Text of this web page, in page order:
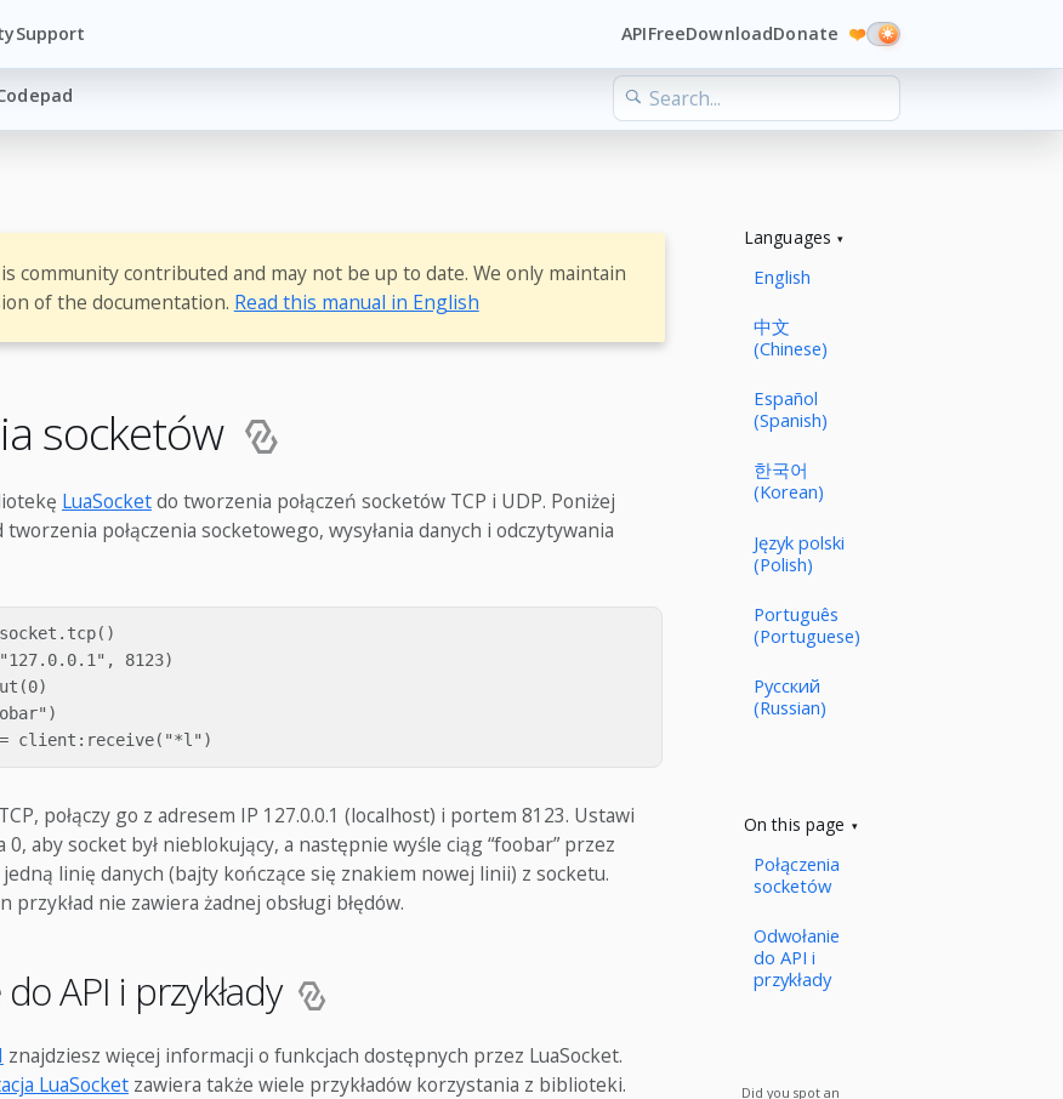
Support APIFreeDownloadDonate ❤️
community contributed and may not be up to date. We only maintain
of the documentation. Read this manual in English
socketów
LuaSocketdo tworzenia połączeń socketów TCP i UDP. Poniżej
tworzenia połączenia socketowego, wysyłania danych i odczytywania
8123)
połączy go z adresem IP 127.0.0.1 (localhost) i portem 8123. Ustawi
0, aby socket był nieblokujący, a następnie wyśle ciąg “foobar” przez
linię danych (bajty kończące się znakiem nowej linii) z socketu.
przykład nie zawiera żadnej obsługi błędów.
API i przykłady
znajdziesz więcej informacji o funkcjach dostępnych przez LuaSocket.
LuaSocketzawiera także wiele przykładów korzystania z biblioteki.
Languages
English
中文
(Chinese)
Español
(Spanish)
한국어
(Korean)
Język polski
(Polish)
Português
(Portuguese)
Русский
(Russian)
On this page
Połączenia
socketów
Odwołanie
do API i
przykłady
Did you spot an